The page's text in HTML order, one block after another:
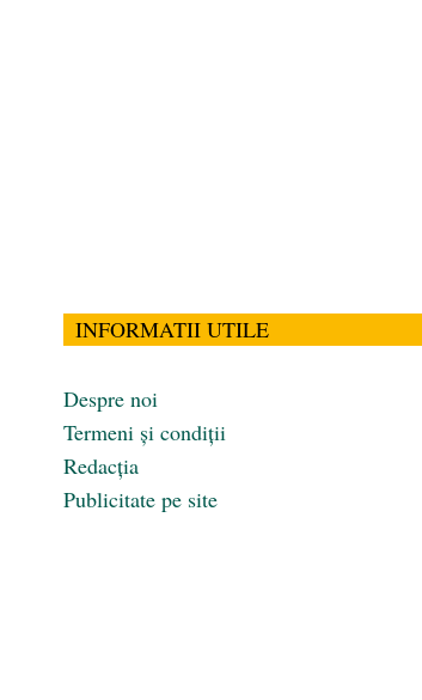
INFORMATII UTILE
Despre noi
Termeni și condiții
Redacția
Publicitate pe site